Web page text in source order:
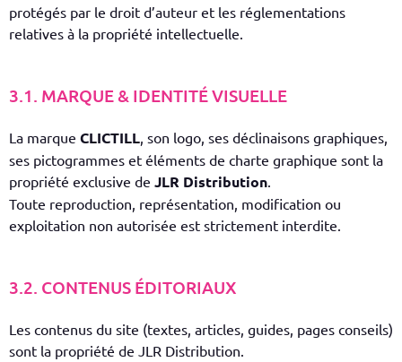
protégés par le droit d’auteur et les réglementations
relatives à la propriété intellectuelle.
3.1. MARQUE & IDENTITÉ VISUELLE
La marque CLICTILL, son logo, ses déclinaisons graphiques,
ses pictogrammes et éléments de charte graphique sont la
propriété exclusive de JLR Distribution.
Toute reproduction, représentation, modification ou
exploitation non autorisée est strictement interdite.
3.2. CONTENUS ÉDITORIAUX
Les contenus du site (textes, articles, guides, pages conseils)
sont la propriété de JLR Distribution.